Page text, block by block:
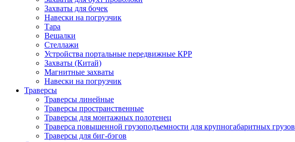
Захваты для бочек
Навески на погрузчик
Тара
Вешалки
Стеллажи
Устройства портальные передвижные КРР
Захваты (Китай)
Магнитные захваты
Навески на погрузчик
Траверсы
Траверсы линейные
Траверсы пространственные
Траверсы для монтажных полотенец
Траверса повышенной грузоподъемности для крупногабаритных грузов
Траверсы для биг-бэгов